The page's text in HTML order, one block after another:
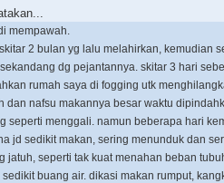
mempawah.
2 bulan yg lalu melahirkan, kemudian
dg pejantannya. skitar 3 hari
rumah saya di fogging utk
dan nafsu makannya besar waktu
seperti menggali. namun beberapa hari
jd sedikit makan, sering menunduk dan
jatuh, seperti tak kuat menahan beban
buang air. dikasi makan rumput,